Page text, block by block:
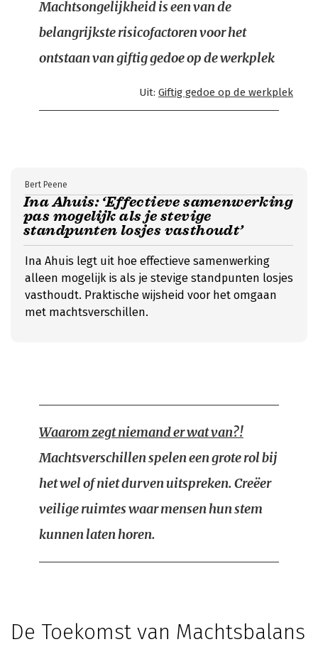
Machtsongelijkheid is een van de
belangrijkste risicofactoren voor het
ontstaan van giftig gedoe op de werkplek
Uit: Giftig gedoe op de werkplek
Ina Ahuis: ‘Effectieve samenwerking
pas mogelijk als je stevige
standpunten losjes vasthoudt’
Bert Peene
Ina Ahuis legt uit hoe effectieve samenwerking
alleen mogelijk is als je stevige standpunten losjes
vasthoudt. Praktische wijsheid voor het omgaan
met machtsverschillen.
Waarom zegt niemand er wat van?!
Machtsverschillen spelen een grote rol bij
het wel of niet durven uitspreken. Creëer
veilige ruimtes waar mensen hun stem
kunnen laten horen.
De Toekomst van Machtsbalans